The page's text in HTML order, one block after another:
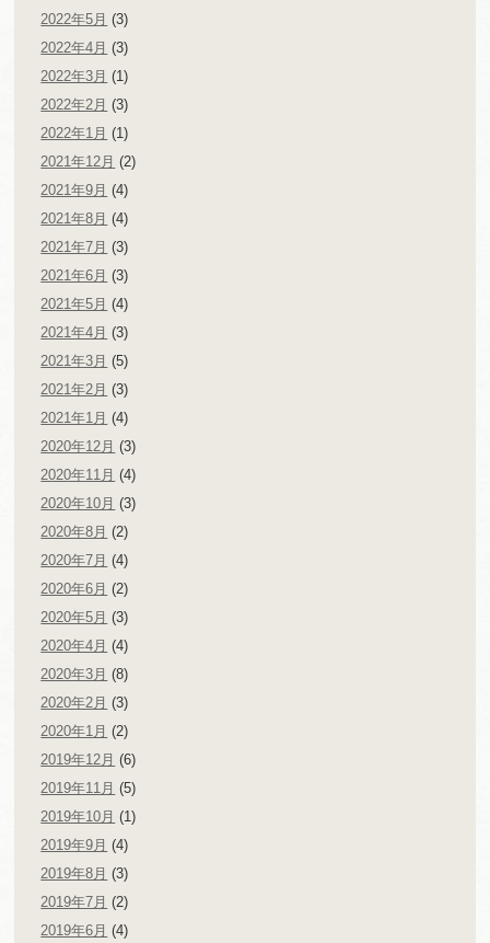
2022年5月 (3)
2022年4月 (3)
2022年3月 (1)
2022年2月 (3)
2022年1月 (1)
2021年12月 (2)
2021年9月 (4)
2021年8月 (4)
2021年7月 (3)
2021年6月 (3)
2021年5月 (4)
2021年4月 (3)
2021年3月 (5)
2021年2月 (3)
2021年1月 (4)
2020年12月 (3)
2020年11月 (4)
2020年10月 (3)
2020年8月 (2)
2020年7月 (4)
2020年6月 (2)
2020年5月 (3)
2020年4月 (4)
2020年3月 (8)
2020年2月 (3)
2020年1月 (2)
2019年12月 (6)
2019年11月 (5)
2019年10月 (1)
2019年9月 (4)
2019年8月 (3)
2019年7月 (2)
2019年6月 (4)